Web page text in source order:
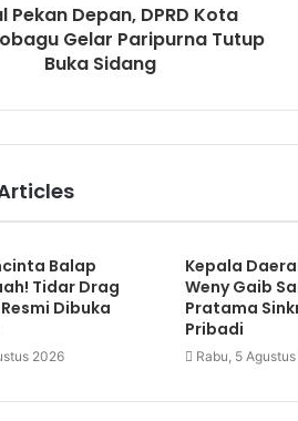
Pekan Depan, DPRD Kota
Gelar Paripurna Tutup
Buka Sidang
Balap
Tidar Drag
Dibuka
2026
Kepala
Weny Gaib
Pratama
Pribadi
Rabu, 5